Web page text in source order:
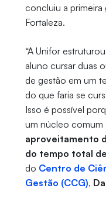
concluiu a primeira
Fortaleza.
“A Unifor
aluno cursar duas
de gestão em um
do que faria se
Isso é possível
um núcleo comum
aproveitamento
do tempo total
do Centro de
Gestão (CCG),